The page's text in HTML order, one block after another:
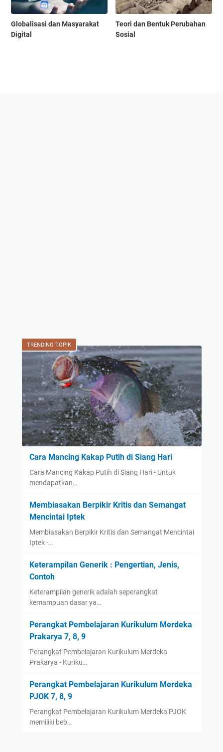
Globalisasi dan Masyarakat
Digital
Teori dan Bentuk Perubahan
Sosial
TRENDING TOPIK
Cara Mancing Kakap Putih di Siang Hari
Cara Mancing Kakap Putih di Siang Hari - Untuk
mendapatkan…
Membiasakan Berpikir Kritis dan Semangat
Mencintai Iptek
Membiasakan Berpikir Kritis dan Semangat Mencintai
Iptek -…
Keterampilan Generik : Pengertian, Jenis,
Contoh
Keterampilan generik adalah seperangkat
kemampuan dasar ya…
Perangkat Pembelajaran Kurikulum Merdeka
Prakarya 7, 8, 9
Perangkat Pembelajaran Kurikulum Merdeka
Prakarya - Kuriku…
Perangkat Pembelajaran Kurikulum Merdeka
PJOK 7, 8, 9
Perangkat Pembelajaran Kurikulum Merdeka PJOK
memiliki beb…